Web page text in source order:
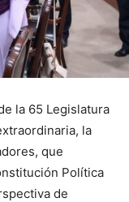
la 65 Legislatura
la
que
Política
de